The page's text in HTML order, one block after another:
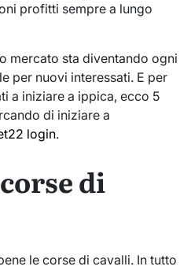
profitti sempre a lungo
mercato sta diventando ogni
per nuovi interessati. E per
a iniziare a ippica, ecco 5
di iniziare a
login.
di
le corse di cavalli. In tutto